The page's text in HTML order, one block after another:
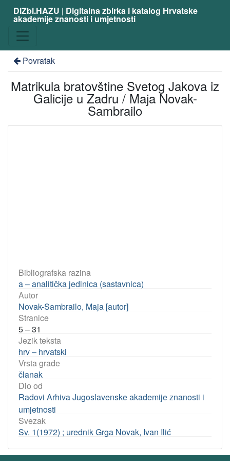
DiZbi.HAZU | Digitalna zbirka i katalog Hrvatske
akademije znanosti i umjetnosti
Povratak
Matrikula bratovštine Svetog Jakova iz
Galicije u Zadru / Maja Novak-
Sambrailo
Bibliografska razina
a – analitička jedinica (sastavnica)
Autor
Novak-Sambrailo, Maja [autor]
Stranice
5 – 31
Jezik teksta
hrv – hrvatski
Vrsta građe
članak
Dio od
Radovi Arhiva Jugoslavenske akademije znanosti i
umjetnosti
Svezak
Sv. 1(1972) ; urednik Grga Novak, Ivan Ilić